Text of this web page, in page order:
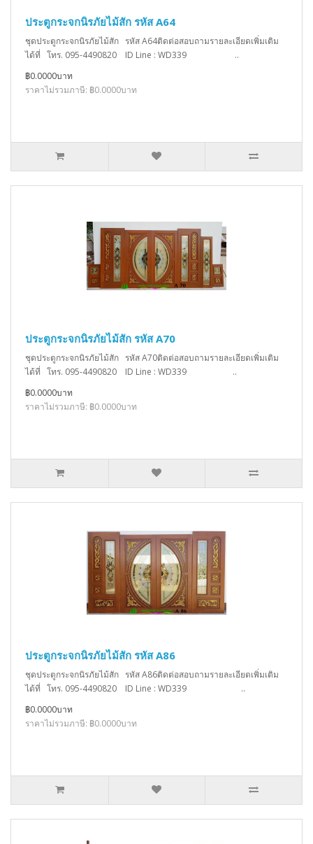
ประตูกระจกนิรภัยไม้สัก รหัส A64
ชุดประตูกระจกนิรภัยไม้สัก รหัส A64ติดต่อสอบถามรายละเอียดเพิ่มเติม
ได้ที่ โทร. 095-4490820 ID Line : WD339 ..
฿0.0000บาท
ราคาไม่รวมภาษี: ฿0.0000บาท
ประตูกระจกนิรภัยไม้สัก รหัส A70
ชุดประตูกระจกนิรภัยไม้สัก รหัส A70ติดต่อสอบถามรายละเอียดเพิ่มเติม
ได้ที่ โทร. 095-4490820 ID Line : WD339 ..
฿0.0000บาท
ราคาไม่รวมภาษี: ฿0.0000บาท
ประตูกระจกนิรภัยไม้สัก รหัส A86
ชุดประตูกระจกนิรภัยไม้สัก รหัส A86ติดต่อสอบถามรายละเอียดเพิ่มเติม
ได้ที่ โทร. 095-4490820 ID Line : WD339 ..
฿0.0000บาท
ราคาไม่รวมภาษี: ฿0.0000บาท